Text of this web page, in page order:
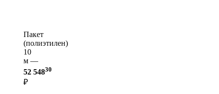
Пакет
(полиэтилен)
10
м —
52 54830
₽